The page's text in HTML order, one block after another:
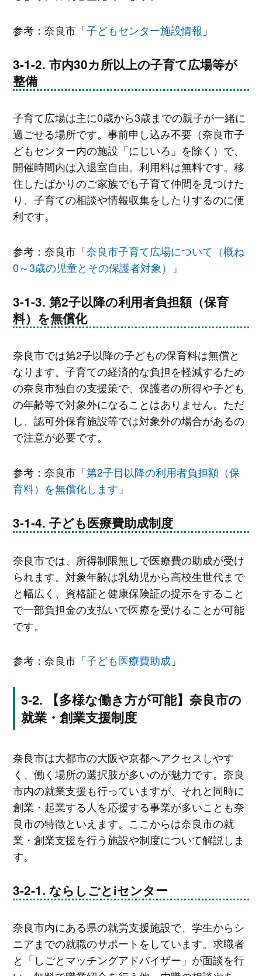
参考：奈良市「子どもセンター施設情報 」
市内30カ所以上の子育て広場等が
整備
子育て広場は主に0歳から3歳までの親子が一緒に
過ごせる場所です。事前申し込み不要（奈良市子
どもセンター内の施設「にじいろ」を除く）で、
開催時間内は入退室自由。利用料は無料です。移
住したばかりのご家族でも子育て仲間を見つけた
り、子育ての相談や情報収集をしたりするのに便
利です。
参考：奈良市「奈良市子育て広場について（概ね
0～3歳の児童とその保護者対象）
」
第2子以降の利用者負担額（保育
料）を無償化
奈良市では第2子以降の子どもの保育料は無償と
なります。子育ての経済的な負担を軽減するため
の奈良市独自の支援策で、保護者の所得や子ども
の年齢等で対象外になることはありません。ただ
し、認可外保育施設等では対象外の場合があるの
で注意が必要です。
参考：奈良市「第2子目以降の利用者負担額（保
育料）を無償化します 」
子ども医療費助成制度
奈良市では、所得制限無しで医療費の助成が受け
られます。対象年齢は乳幼児から高校生世代まで
と幅広く、資格証と健康保険証の提示をすること
で一部負担金の支払いで医療を受けることが可能
です。
参考：奈良市「子ども医療費助成」
【多様な働き方が可能】奈良市の
就業・創業支援制度
奈良市は大都市の大阪や京都へアクセスしやす
く、働く場所の選択肢が多いのが魅力です。奈良
市内の就業支援も行っていますが、それと同時に
創業・起業する人を応援する事業が多いことも奈
良市の特徴といえます。ここからは奈良市の就
業・創業支援を行う施設や制度について解説しま
す。
ならしごとiセンター
奈良市内にある県の就労支援施設で、学生からシ
ニアまでの就職のサポートをしています。求職者
と「しごとマッチングアドバイザー」が面談を行